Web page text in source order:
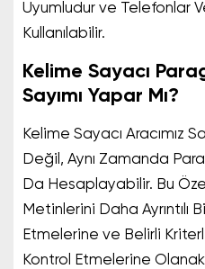
Uyumludur ve Telefonlar
Kullanılabilir.
Kelime Sayacı
Sayımı Yapar Mı?
Kelime Sayacı Aracımız
Değil, Aynı Zamanda
Da Hesaplayabilir. Bu
Metinlerini Daha Ayrıntılı
Etmelerine ve Belirli
Kontrol Etmelerine Olanak